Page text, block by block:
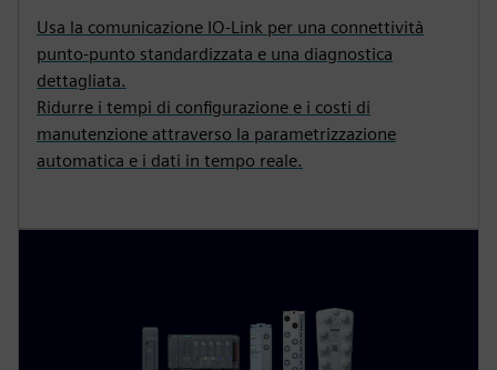
Usa la comunicazione IO-Link per una connettività
punto-punto standardizzata e una diagnostica
dettagliata.
Ridurre i tempi di configurazione e i costi di
manutenzione attraverso la parametrizzazione
automatica e i dati in tempo reale.